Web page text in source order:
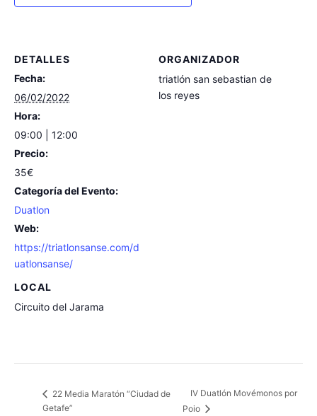
DETALLES
Fecha:
06/02/2022
Hora:
09:00 | 12:00
Precio:
35€
Categoría del Evento:
Duatlon
Web:
https://triatlonsanse.com/d
uatlonsanse/
LOCAL
Circuito del Jarama
ORGANIZADOR
triatlón san sebastian de
los reyes
22 Media Maratón “Ciudad de
Getafe”
IV Duatlón Movémonos por
Poio